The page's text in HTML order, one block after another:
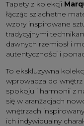
Tapety z kolekcji
łącząc szlachetne
wzory inspirowane
tradycyjnymi
dawnych rzemiosł i
autentyczności i
To ekskluzywna
wprowadza do
spokoju i harmonii z
się w aranżacjach
wnętrzach
ich indywidualny